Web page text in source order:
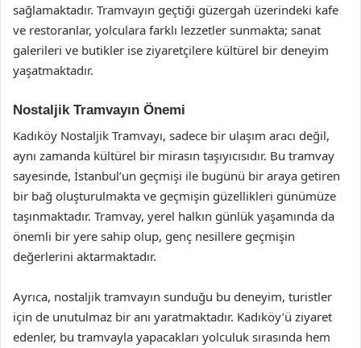
sağlamaktadır. Tramvayın geçtiği güzergah üzerindeki kafe
ve restoranlar, yolculara farklı lezzetler sunmakta; sanat
galerileri ve butikler ise ziyaretçilere kültürel bir deneyim
yaşatmaktadır.
Nostaljik Tramvayın Önemi
Kadıköy Nostaljik Tramvayı, sadece bir ulaşım aracı değil,
aynı zamanda kültürel bir mirasın taşıyıcısıdır. Bu tramvay
sayesinde, İstanbul’un geçmişi ile bugünü bir araya getiren
bir bağ oluşturulmakta ve geçmişin güzellikleri günümüze
taşınmaktadır. Tramvay, yerel halkın günlük yaşamında da
önemli bir yere sahip olup, genç nesillere geçmişin
değerlerini aktarmaktadır.
Ayrıca, nostaljik tramvayın sunduğu bu deneyim, turistler
için de unutulmaz bir anı yaratmaktadır. Kadıköy’ü ziyaret
edenler, bu tramvayla yapacakları yolculuk sırasında hem